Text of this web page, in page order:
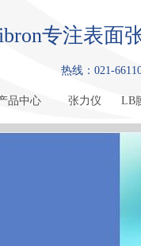
专注表面
热线：021-
品中心 张力仪 LB